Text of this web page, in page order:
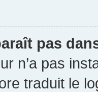
pas
n’a pas
traduit le